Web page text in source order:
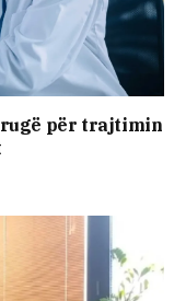
për trajtimin